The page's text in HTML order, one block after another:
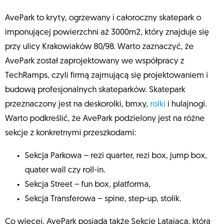
AvePark to kryty, ogrzewany i całoroczny skatepark o
imponującej powierzchni aż 3000m2, który znajduje się
przy ulicy Krakowiaków 80/98. Warto zaznaczyć, że
AvePark został zaprojektowany we współpracy z
TechRamps, czyli firmą zajmującą się projektowaniem i
budową profesjonalnych skateparków. Skatepark
przeznaczony jest na deskorolki, bmxy, rolki i hulajnogi.
Warto podkreślić, że AvePark podzielony jest na różne
sekcje z konkretnymi przeszkodami:
Sekcja Parkowa – rezi quarter, rezi box, jump box,
quater wall czy roll-in.
Sekcja Street – fun box, platforma,
Sekcja Transferowa – spine, step-up, stolik.
Co więcej, AvePark posiada także Sekcję Latającą, która